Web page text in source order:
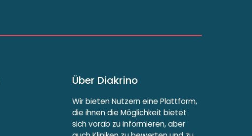
Über Diakrino
Wir bieten Nutzern eine Plattform,
die ihnen die Möglichkeit bietet
sich vorab zu informieren, aber